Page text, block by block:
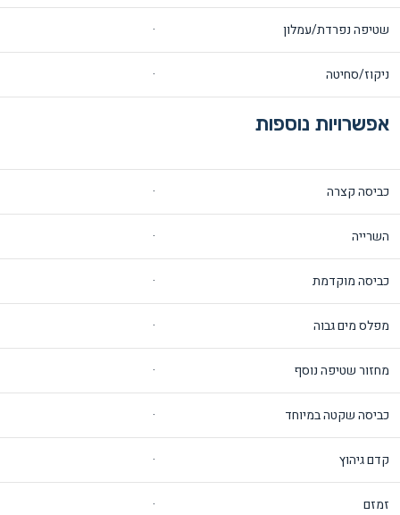
שטיפה נפרדת/עמלון ·
ניקוז/סחיטה ·
אפשרויות נוספות
כביסה קצרה ·
השרייה ·
כביסה מוקדמת ·
מפלס מים גבוה ·
מחזור שטיפה נוסף ·
כביסה שקטה במיוחד ·
קדם גיהוץ ·
זמזם ·